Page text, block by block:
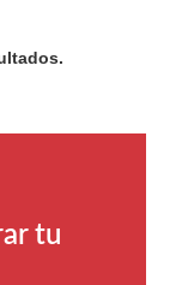
tu